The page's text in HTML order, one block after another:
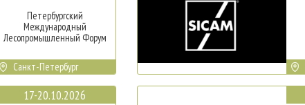
Петербургский
Международный
Лесопромышленный Форум
Санкт-Петербург
17-20.10.2026